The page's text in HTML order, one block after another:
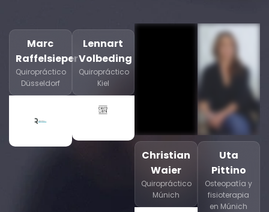
Marc
Raffelsieper
Quiropráctico
Düsseldorf
Lennart
Volbeding
Quiropráctico
Kiel
Christian
Waier
Quiropráctico
Múnich
Uta
Pittino
Osteopatía y
fisioterapia
en Múnich